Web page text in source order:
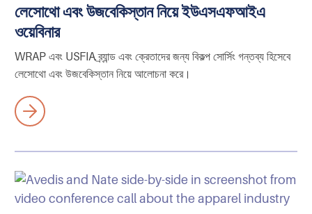
লেসোথো এবং উজবেকিস্তান নিয়ে ইউএসএফআইএ
ওয়েবিনার
WRAP এবং USFIA ব্র্যান্ড এবং ক্রেতাদের জন্য বিকল্প সোর্সিং গন্তব্য হিসেবে
লেসোথো এবং উজবেকিস্তান নিয়ে আলোচনা করে।